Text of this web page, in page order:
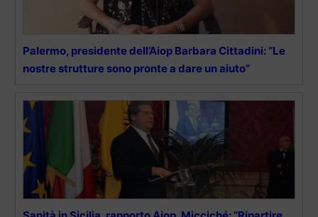
Palermo, presidente dell’Aiop Barbara Cittadini: “Le
nostre strutture sono pronte a dare un aiuto”